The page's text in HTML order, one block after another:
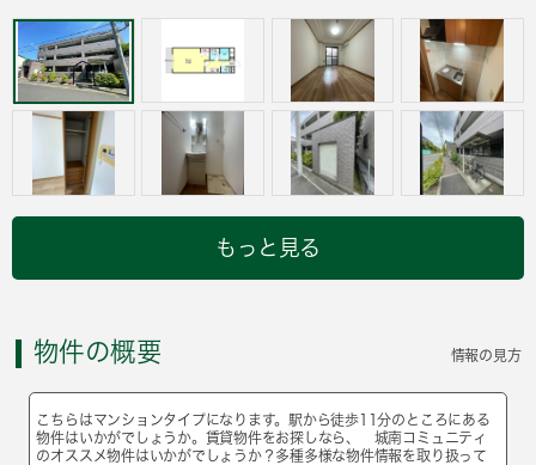
もっと見る
物件の概要 情報の見方
こちらはマンションタイプになります。駅から徒歩11分のところにある
物件はいかがでしょうか。賃貸物件をお探しなら、 城南コミュニティ
のオススメ物件はいかがでしょうか？多種多様な物件情報を取り扱って